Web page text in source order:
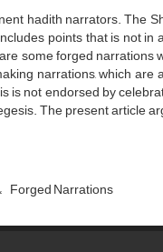
hadith narrators. The
points that is not in
some forged narrations
narrations, which
is not endorsed by
The present article
Forged Narrations